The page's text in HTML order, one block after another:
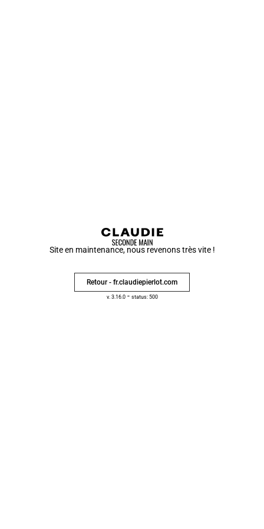
Site en maintenance, nous revenons très vite !
Retour - fr.claudiepierlot.com
v. 3.16.0- status: 500